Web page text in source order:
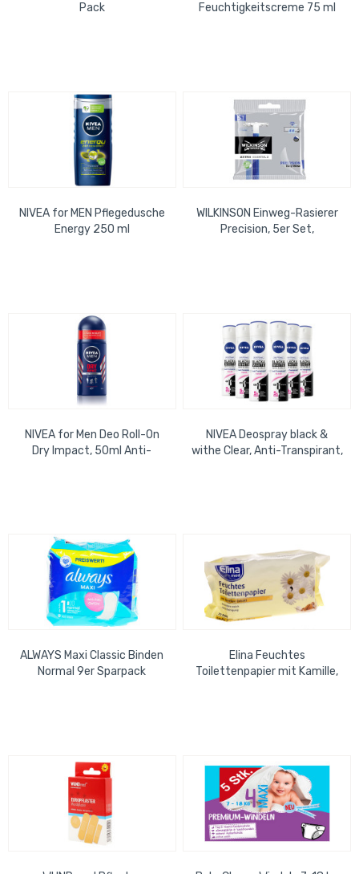
Pack
Feuchtigkeitscreme 75 ml
NIVEA for MEN Pflegedusche
Energy 250 ml
WILKINSON Einweg-Rasierer
Precision, 5er Set,
NIVEA for Men Deo Roll-On
Dry Impact, 50ml Anti-
NIVEA Deospray black &
withe Clear, Anti-Transpirant,
ALWAYS Maxi Classic Binden
Normal 9er Sparpack
Elina Feuchtes
Toilettenpapier mit Kamille,